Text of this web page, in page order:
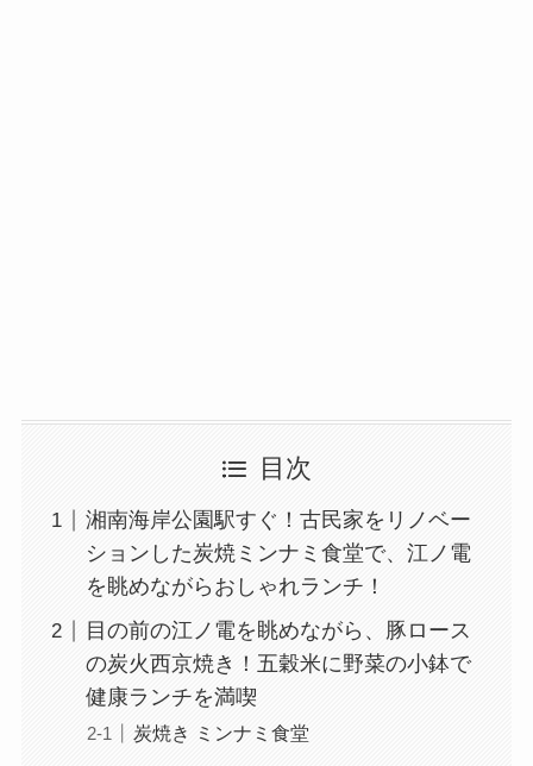
目次
湘南海岸公園駅すぐ！古民家をリノベー
ションした炭焼ミンナミ食堂で、江ノ電
を眺めながらおしゃれランチ！
目の前の江ノ電を眺めながら、豚ロース
の炭火西京焼き！五穀米に野菜の小鉢で
健康ランチを満喫
炭焼き ミンナミ食堂